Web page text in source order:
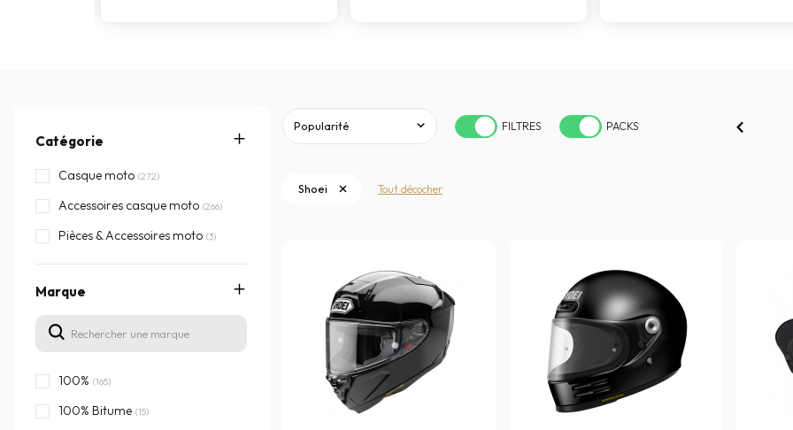
Catégorie
Casque moto (272)
Accessoires casque moto (266)
Pièces & Accessoires moto (3)
Marque
100% (165)
100% Bitume (15)
FILTRES PACKS
Shoei Tout décocher